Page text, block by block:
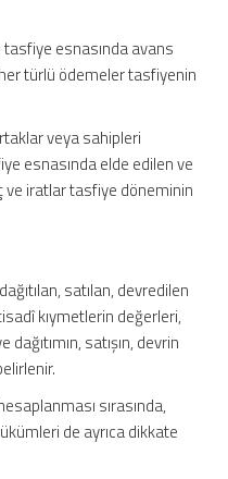
esnasında avans
türlü ödemeler tasfiyenin
veya sahipleri
esnasında elde edilen ve
ve iratlar tasfiye döneminin
satılan, devredilen
kıymetlerin değerleri,
satışın, devrin
sırasında,
de ayrıca dikkate